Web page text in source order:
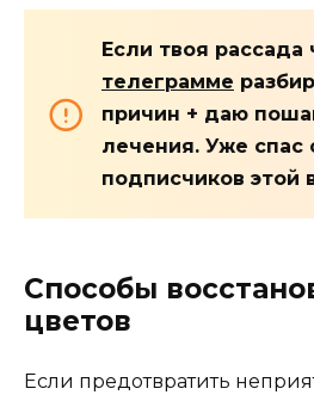
Если твоя рассада
телеграмме
причин + даю
лечения. Уже спас
подписчиков этой
Способы
цветов
Если предотвратить